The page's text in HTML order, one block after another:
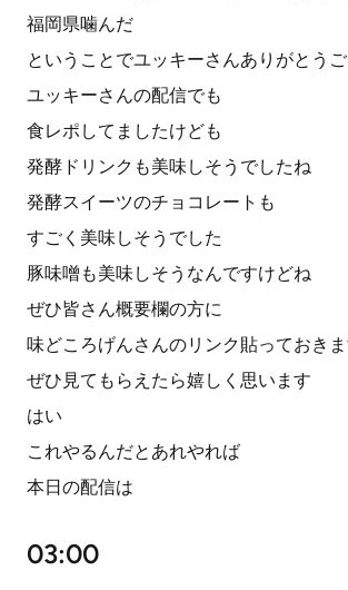
福岡県噛んだ
ということでユッキーさんありがとう
ユッキーさんの配信でも
食レポしてましたけども
発酵ドリンクも美味しそうでしたね
発酵スイーツのチョコレートも
すごく美味しそうでした
豚味噌も美味しそうなんですけどね
ぜひ皆さん概要欄の方に
味どころげんさんのリンク貼っておき
ぜひ見てもらえたら嬉しく思います
はい
これやるんだとあれやれば
本日の配信は
03:00